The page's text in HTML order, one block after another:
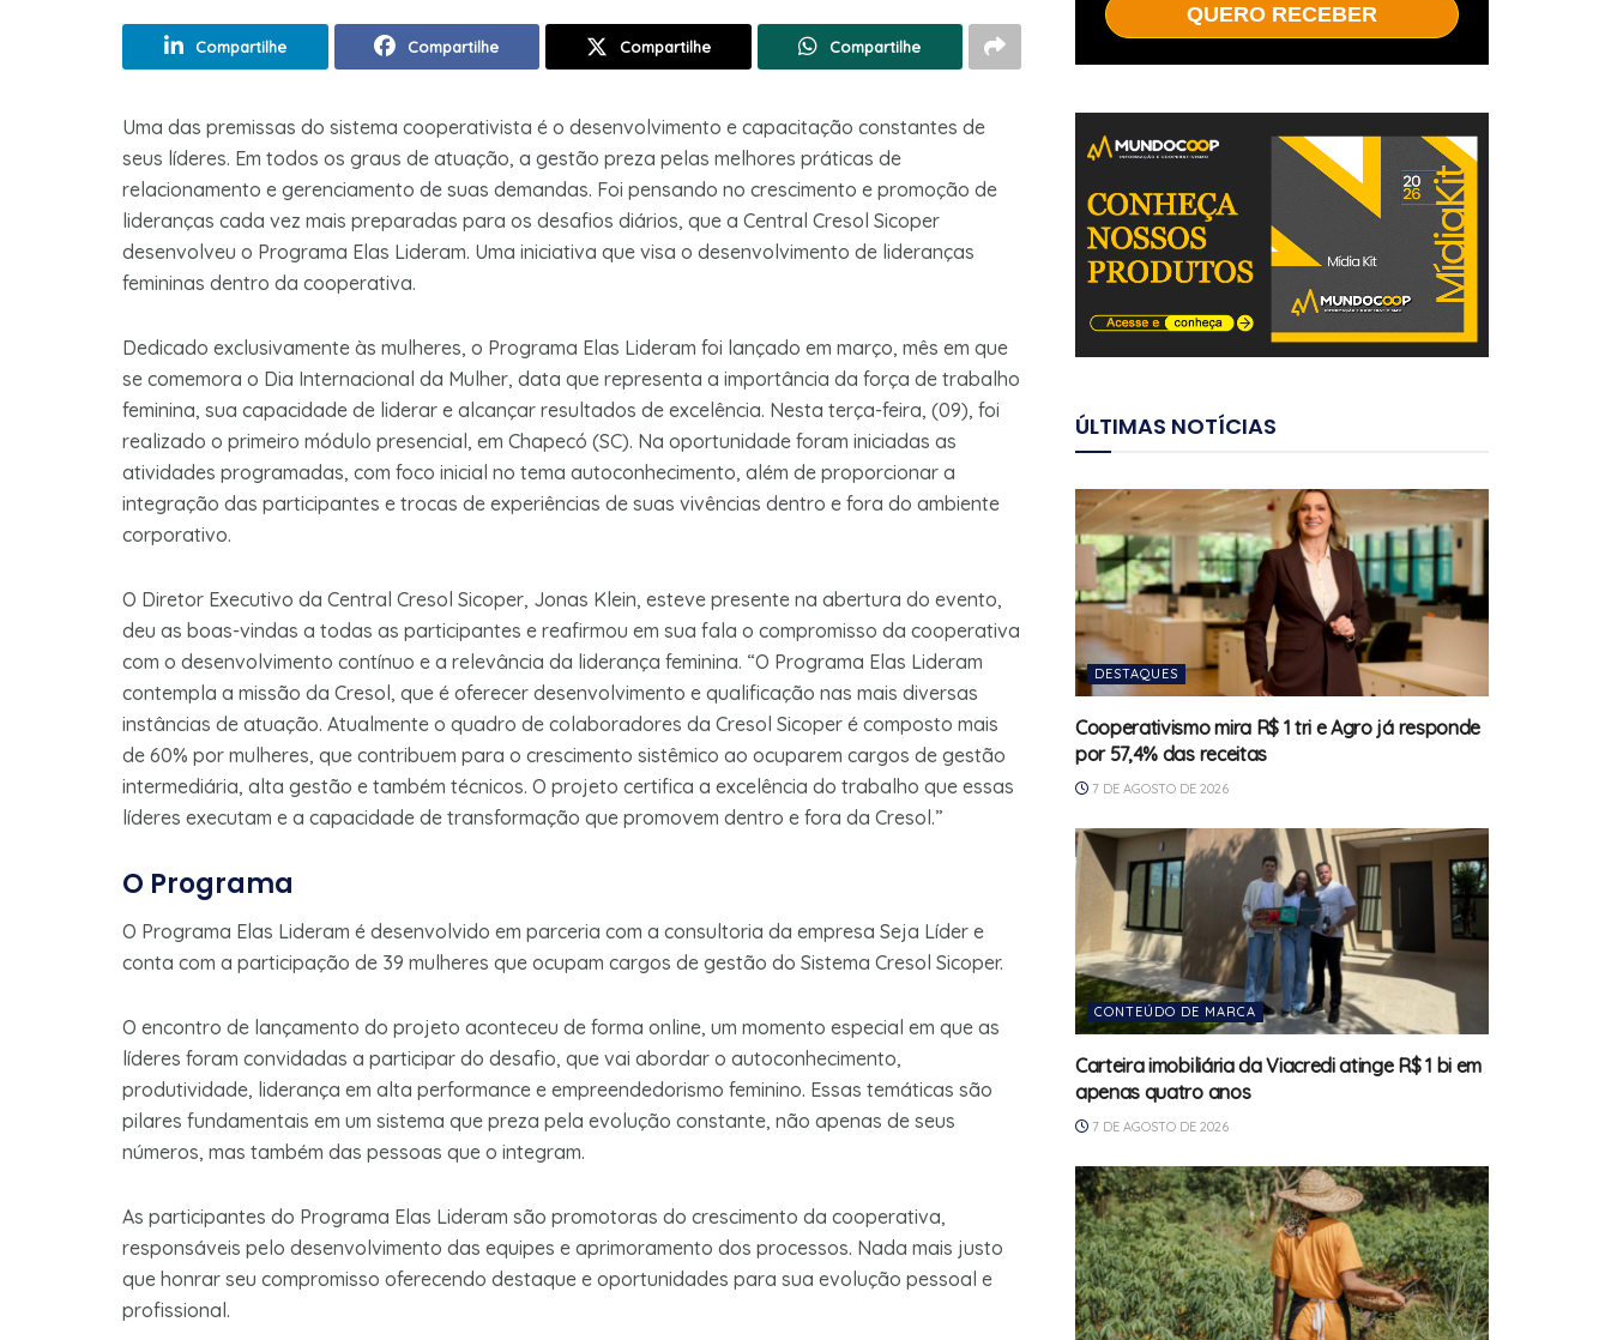
Compartilhe Compartilhe Compartilhe Compartilhe
Uma das premissas do sistema cooperativista é o desenvolvimento e capacitação constantes de
seus líderes. Em todos os graus de atuação, a gestão preza pelas melhores práticas de
relacionamento e gerenciamento de suas demandas. Foi pensando no crescimento e promoção de
lideranças cada vez mais preparadas para os desafios diários, que a Central Cresol Sicoper
desenvolveu o Programa Elas Lideram. Uma iniciativa que visa o desenvolvimento de lideranças
femininas dentro da cooperativa.
Dedicado exclusivamente às mulheres, o Programa Elas Lideram foi lançado em março, mês em que
se comemora o Dia Internacional da Mulher, data que representa a importância da força de trabalho
feminina, sua capacidade de liderar e alcançar resultados de excelência. Nesta terça-feira, (09), foi
realizado o primeiro módulo presencial, em Chapecó (SC). Na oportunidade foram iniciadas as
atividades programadas, com foco inicial no tema autoconhecimento, além de proporcionar a
integração das participantes e trocas de experiências de suas vivências dentro e fora do ambiente
corporativo.
O Diretor Executivo da Central Cresol Sicoper, Jonas Klein, esteve presente na abertura do evento,
deu as boas-vindas a todas as participantes e reafirmou em sua fala o compromisso da cooperativa
com o desenvolvimento contínuo e a relevância da liderança feminina. “O Programa Elas Lideram
contempla a missão da Cresol, que é oferecer desenvolvimento e qualificação nas mais diversas
instâncias de atuação. Atualmente o quadro de colaboradores da Cresol Sicoper é composto mais
de 60% por mulheres, que contribuem para o crescimento sistêmico ao ocuparem cargos de gestão
intermediária, alta gestão e também técnicos. O projeto certifica a excelência do trabalho que essas
líderes executam e a capacidade de transformação que promovem dentro e fora da Cresol.”
O Programa
O Programa Elas Lideram é desenvolvido em parceria com a consultoria da empresa Seja Líder e
conta com a participação de 39 mulheres que ocupam cargos de gestão do Sistema Cresol Sicoper.
O encontro de lançamento do projeto aconteceu de forma online, um momento especial em que as
líderes foram convidadas a participar do desafio, que vai abordar o autoconhecimento,
produtividade, liderança em alta performance e empreendedorismo feminino. Essas temáticas são
pilares fundamentais em um sistema que preza pela evolução constante, não apenas de seus
números, mas também das pessoas que o integram.
As participantes do Programa Elas Lideram são promotoras do crescimento da cooperativa,
responsáveis pelo desenvolvimento das equipes e aprimoramento dos processos. Nada mais justo
que honrar seu compromisso oferecendo destaque e oportunidades para sua evolução pessoal e
profissional.
QUERO RECEBER
ÚLTIMAS NOTÍCIAS
DESTAQUES
Cooperativismo mira R$ 1 tri e Agro já responde
por 57,4% das receitas
7 DE AGOSTO DE 2026
CONTEÚDO DE MARCA
Carteira imobiliária da Viacredi atinge R$ 1 bi em
apenas quatro anos
7 DE AGOSTO DE 2026